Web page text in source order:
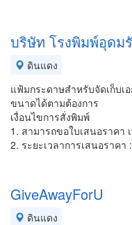
บริษัท โรงพิมพ์อุดม
ดินแดง
แฟ้มกระดาษสำหรับจัดเก็บเ
ขนาดได้ตามต้องการ
เงื่อนไขการสั่งพิมพ์
1. สามารถขอใบเสนอราคา
2. ระยะเวลาการเสนอราคา
GiveAwayForU
ดินแดง